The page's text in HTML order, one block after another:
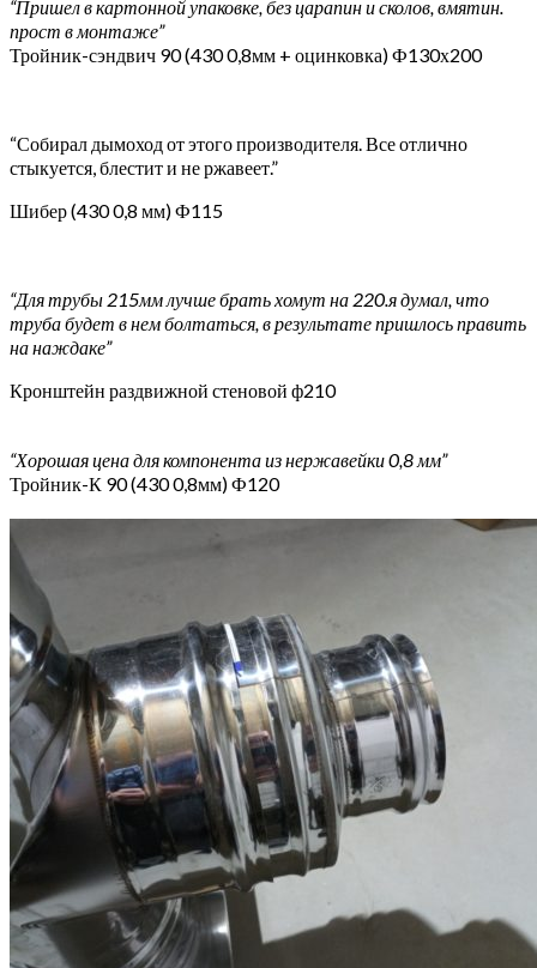
“Пришел в картонной упаковке, без царапин и сколов, вмятин.
прост в монтаже”
Тройник-сэндвич 90 (430 0,8мм + оцинковка) Ф130х200
“Собирал дымоход от этого производителя. Все отлично
стыкуется, блестит и не ржавеет.”
Шибер (430 0,8 мм) Ф115
“Для трубы 215мм лучше брать хомут на 220.я думал, что
труба будет в нем болтаться, в результате пришлось править
на наждаке”
Кронштейн раздвижной стеновой ф210
“Хорошая цена для компонента из нержавейки 0,8 мм”
Тройник-К 90 (430 0,8мм) Ф120